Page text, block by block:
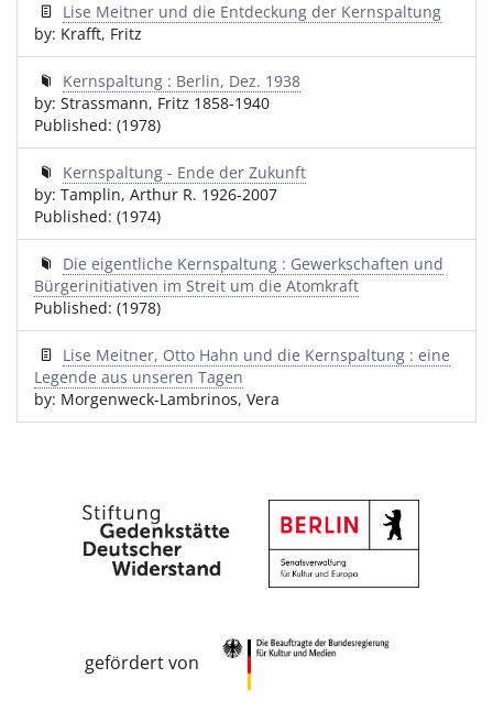
Lise Meitner und die Entdeckung der Kernspaltung
by: Krafft, Fritz
Kernspaltung : Berlin, Dez. 1938
by: Strassmann, Fritz 1858-1940
Published: (1978)
Kernspaltung - Ende der Zukunft
by: Tamplin, Arthur R. 1926-2007
Published: (1974)
Die eigentliche Kernspaltung : Gewerkschaften und
Bürgerinitiativen im Streit um die Atomkraft
Published: (1978)
Lise Meitner, Otto Hahn und die Kernspaltung : eine
Legende aus unseren Tagen
by: Morgenweck-Lambrinos, Vera
gefördert von